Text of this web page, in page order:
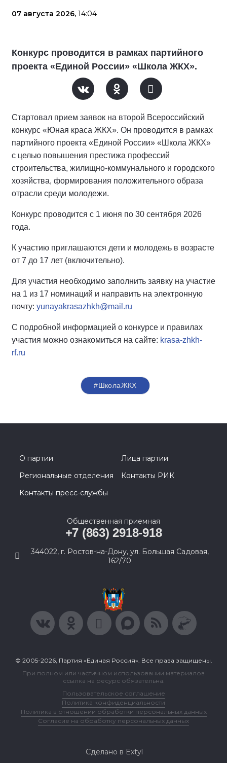
07 августа 2026, 14:04
Конкурс проводится в рамках партийного
проекта «Единой России» «Школа ЖКХ».
Стартовал прием заявок на второй Всероссийский
конкурс «Юная краса ЖКХ». Он проводится в рамках
партийного проекта «Единой России» «Школа ЖКХ»
с целью повышения престижа профессий
строительства, жилищно-коммунального и городского
хозяйства, формирования положительного образа
отрасли среди молодежи.
Конкурс проводится с 1 июня по 30 сентября 2026
года.
К участию приглашаются дети и молодежь в возрасте
от 7 до 17 лет (включительно).
Для участия необходимо заполнить заявку на участие
на 1 из 17 номинаций и направить на электронную
почту: yunayakrasazhkh@mail.ru
С подробной информацией о конкурсе и правилах
участия можно ознакомиться на сайте: krasa-zhkh-
rf.ru
#ШколаЖКХ
О партии
Лица партии
Региональные отделения
Контакты РИК
Контакты пресс-службы
Общественная приемная
+7 (863) 2918-918
344022, г. Ростов-на-Дону, ул. Большая Садовая,
162/70
© 2005-2026, Партия «Единая Россия». Все права защищены.
При полном или частичном использовании материалов
ссылка на ресурс обязательна.
Пользовательское соглашение
Политика конфиденциальности
Политика в отношении обработки персональных данных
Согласие на обработку персональных данных
Сделано в Extyl